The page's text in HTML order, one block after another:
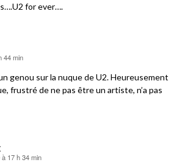
for ever….
44 min
genou sur la nuque de U2. Heureusement
frustré de ne pas être un artiste, n’a pas
à 17 h 34 min